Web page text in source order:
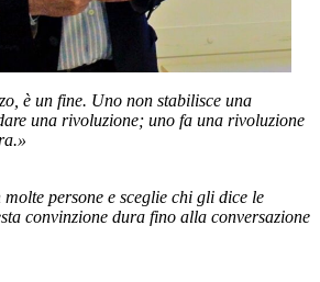
è un fine. Uno non stabilisce una
una rivoluzione; uno fa una rivoluzione
persone e sceglie chi gli dice le
convinzione dura fino alla conversazione